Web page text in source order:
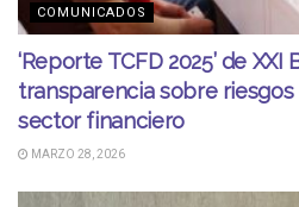
COMUNICADOS
‘Reporte TCFD 2025’ de
transparencia sobre
sector financiero
MARZO 28, 2026